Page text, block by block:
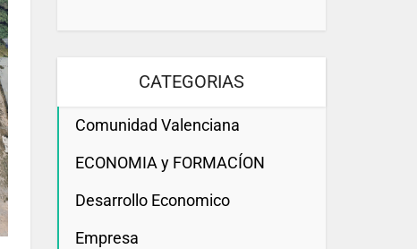
CATEGORIAS
Comunidad Valenciana
ECONOMIA y FORMACÍON
Desarrollo Economico
Empresa